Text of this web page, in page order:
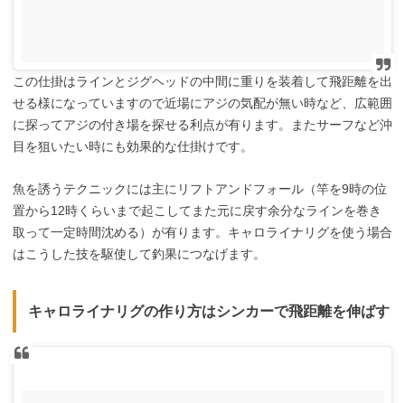
この仕掛はラインとジグヘッドの中間に重りを装着して飛距離を出
せる様になっていますので近場にアジの気配が無い時など、広範囲
に探ってアジの付き場を探せる利点が有ります。またサーフなど沖
目を狙いたい時にも効果的な仕掛けです。
魚を誘うテクニックには主にリフトアンドフォール（竿を9時の位
置から12時くらいまで起こしてまた元に戻す余分なラインを巻き
取って一定時間沈める）が有ります。キャロライナリグを使う場合
はこうした技を駆使して釣果につなげます。
キャロライナリグの作り方はシンカーで飛距離を伸ばす